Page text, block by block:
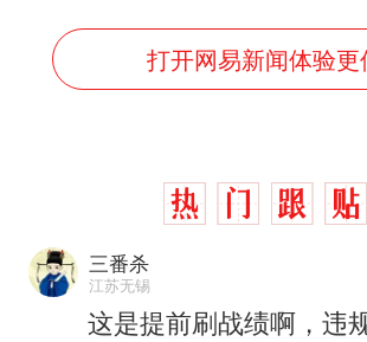
打开网易新闻体验更
三番杀
江苏无锡
这是提前刷战绩啊，违